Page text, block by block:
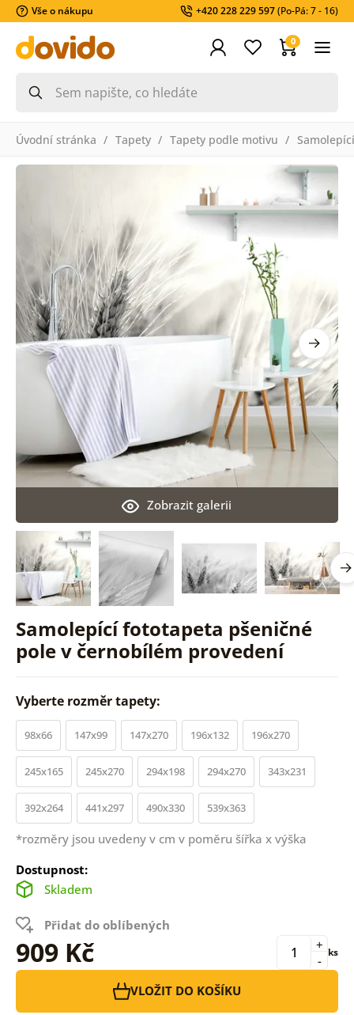
Vše o nákupu +420 228 229 597(Po-Pá: 7 - 16)
0
Úvodní stránka Tapety Tapety podle motivu
Samolepící fototapeta pšeničné
pole v černobílém provedení
Zobrazit galerii
Vyberte rozměr tapety:
98x66 147x99 147x270 196x132 196x270
245x165 245x270 294x198 294x270 343x231
392x264 441x297 490x330 539x363
*rozměry jsou uvedeny v cm v poměru šířka x výška
Dostupnost:
Skladem
Přidat do oblíbených
909 Kč -
+ ks
VLOŽIT DO KOŠÍKU